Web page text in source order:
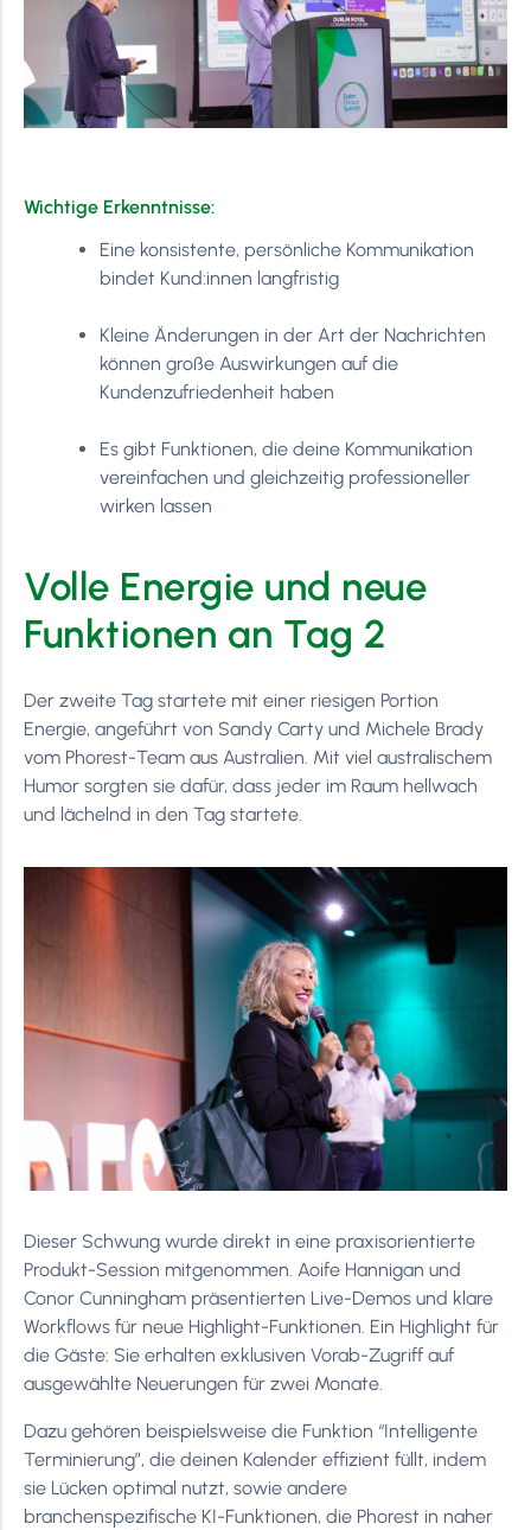
Wichtige Erkenntnisse:
Eine konsistente, persönliche Kommunikation
bindet Kund:innen langfristig
Kleine Änderungen in der Art der Nachrichten
können große Auswirkungen auf die
Kundenzufriedenheit haben
Es gibt Funktionen, die deine Kommunikation
vereinfachen und gleichzeitig professioneller
wirken lassen
Volle Energie und neue
Funktionen an Tag 2
Der zweite Tag startete mit einer riesigen Portion
Energie, angeführt von Sandy Carty und Michele Brady
vom Phorest-Team aus Australien. Mit viel australischem
Humor sorgten sie dafür, dass jeder im Raum hellwach
und lächelnd in den Tag startete.
Dieser Schwung wurde direkt in eine praxisorientierte
Produkt-Session mitgenommen. Aoife Hannigan und
Conor Cunningham präsentierten Live-Demos und klare
Workflows für neue Highlight-Funktionen. Ein Highlight für
die Gäste: Sie erhalten exklusiven Vorab-Zugriff auf
ausgewählte Neuerungen für zwei Monate.
Dazu gehören beispielsweise die Funktion “Intelligente
Terminierung”, die deinen Kalender effizient füllt, indem
sie Lücken optimal nutzt, sowie andere
branchenspezifische KI-Funktionen, die Phorest in naher